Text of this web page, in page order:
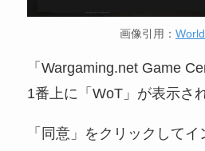
画像引用：
「Wargaming.net Game
1番上に「WoT」が表示さ
「同意」をクリックして